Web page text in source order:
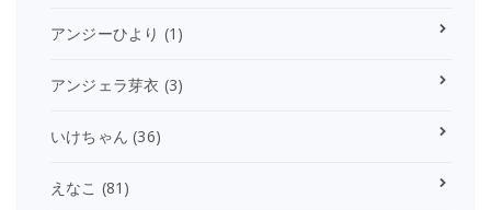
アンジーひより (1)
アンジェラ芽衣 (3)
いけちゃん (36)
えなこ (81)